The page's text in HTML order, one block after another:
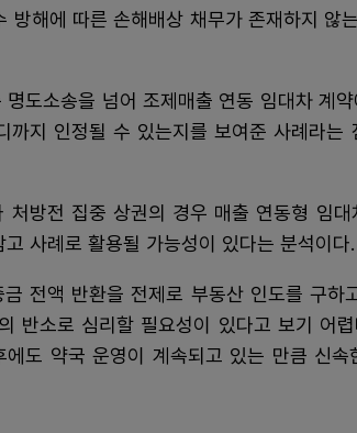
방해에 따른 손해배상 채무가 존재하지 않
도소송을 넘어 조제매출 연동 임대차 계
까지 인정될 수 있는지를 보여준 사례라는
처방전 집중 상권의 경우 매출 연동형 임
사례로 활용될 가능성이 있다는 분석이다.
전액 반환을 전제로 부동산 인도를 구하
반소로 심리할 필요성이 있다고 보기 어
도 약국 운영이 계속되고 있는 만큼 신속